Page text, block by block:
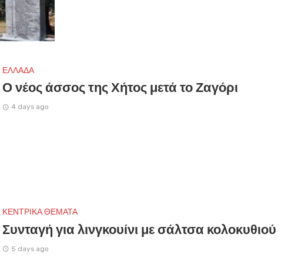
ΕΛΛΑΔΑ
Ο νέος άσσος της Χήτος μετά το Ζαγόρι
4 days ago
ΚΕΝΤΡΙΚΑ ΘΕΜΑΤΑ
Συνταγή για λινγκουίνι με σάλτσα κολοκυθιού
5 days ago